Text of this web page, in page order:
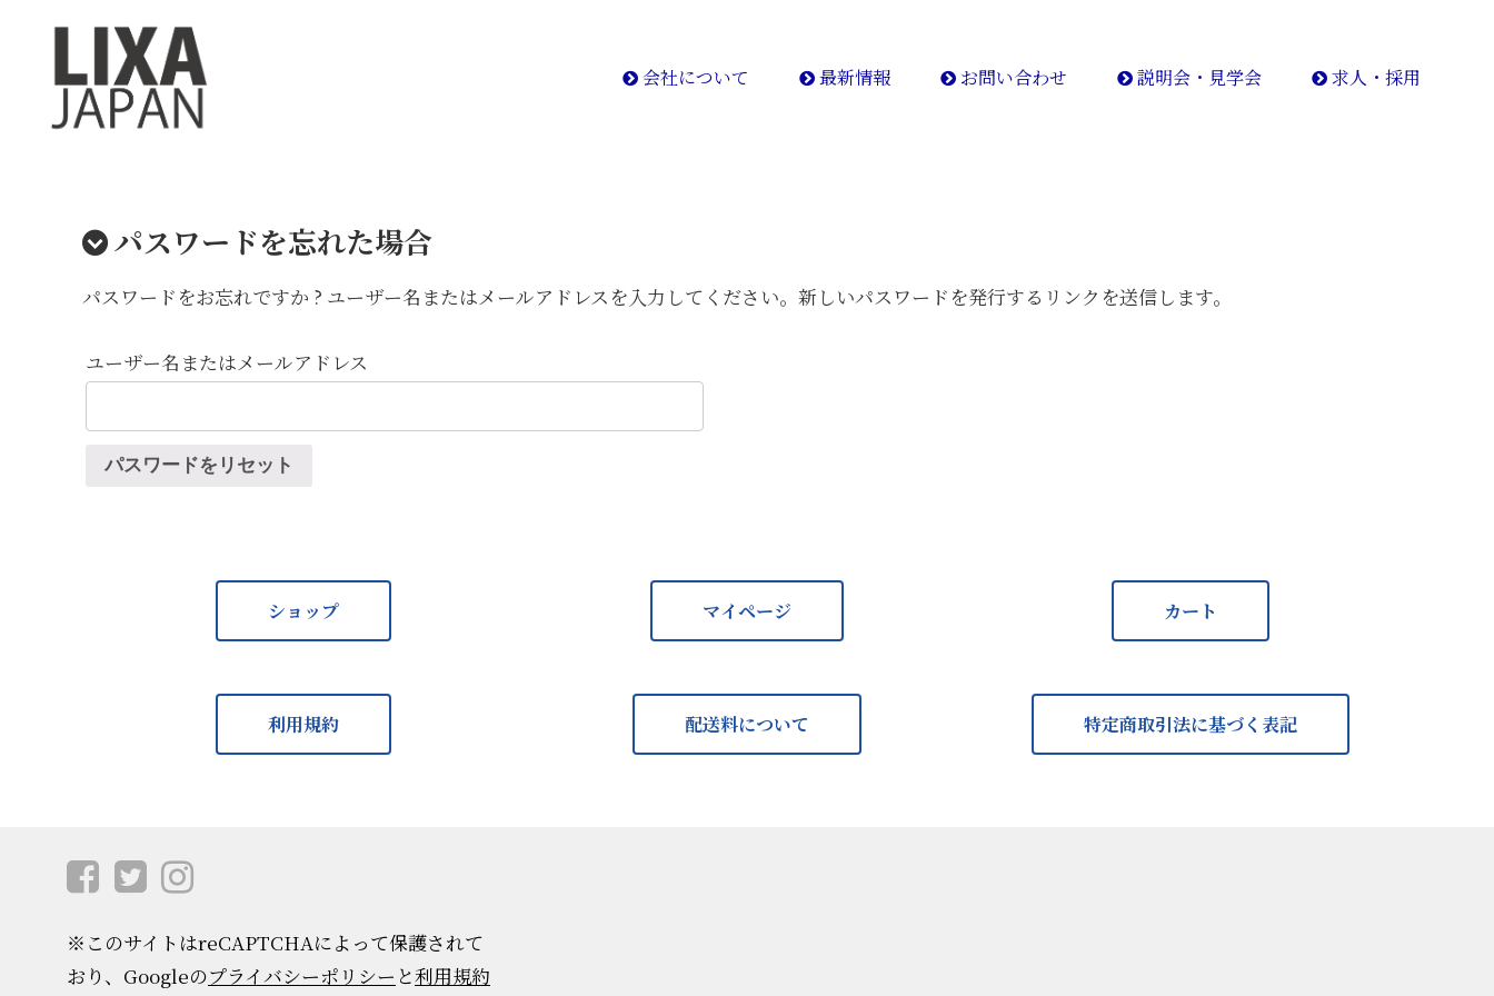
会社について 最新情報 お問い合わせ 説明会・見学会 求人・採用
パスワードを忘れた場合
パスワードをお忘れですか ? ユーザー名またはメールアドレスを入力してください。新しいパスワードを発行するリンクを送信します。
ユーザー名またはメールアドレス
パスワードをリセット
ショップ マイページ カート
利用規約 配送料について 特定商取引法に基づく表記
※このサイトはreCAPTCHAによって保護されて
おり、Googleのプライバシーポリシー と利用規約